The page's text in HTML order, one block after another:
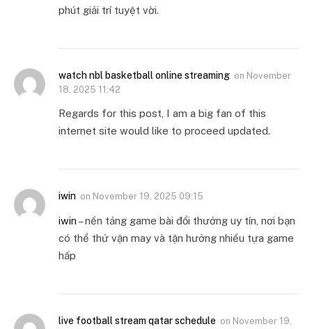
phút giải trí tuyệt vời.
watch nbl basketball online streaming on November
18, 2025 11:42
Regards for this post, I am a big fan of this
internet site would like to proceed updated.
iwin on November 19, 2025 09:15
iwin – nền tảng game bài đổi thưởng uy tín, nơi bạn
có thể thử vận may và tận hưởng nhiều tựa game
hấp
live football stream qatar schedule on November 19,